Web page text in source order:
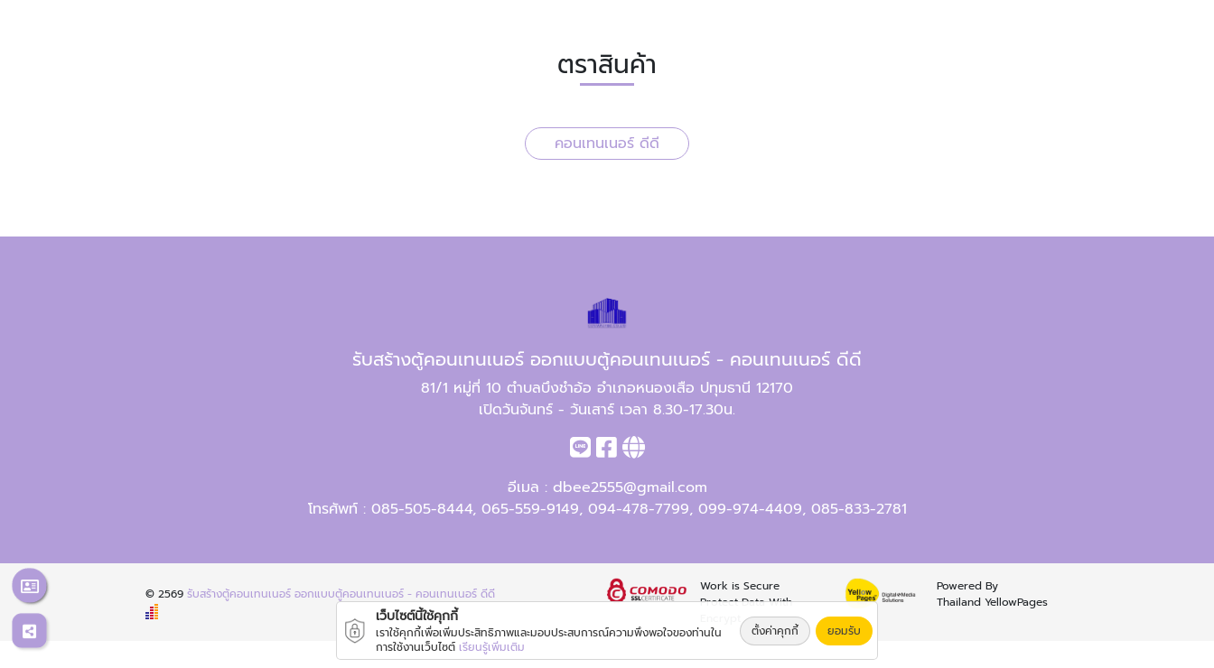
ตราสินค้า
คอนเทนเนอร์ ดีดี
รับสร้างตู้คอนเทนเนอร์ ออกแบบตู้คอนเทนเนอร์ - คอนเทนเนอร์ ดีดี
81/1 หมู่ที่ 10 ตำบลบึงชำอ้อ อำเภอหนองเสือ ปทุมธานี 12170
เปิดวันจันทร์ - วันเสาร์ เวลา 8.30-17.30น.
อีเมล : dbee2555@gmail.com
โทรศัพท์ : 085-505-8444, 065-559-9149, 094-478-7799, 099-974-4409, 085-833-2781
© 2569รับสร้างตู้คอนเทนเนอร์ ออกแบบตู้คอนเทนเนอร์ - คอนเทนเนอร์ ดีดี
Work is Secure
Protect Data With
Powered By
Thailand YellowPages
เว็บไซต์นี้ใช้คุกกี้
เราใช้คุกกี้เพื่อเพิ่มประสิทธิภาพและมอบประสบการณ์ความพึงพอใจของท่านใน
การใช้งานเว็บไซต์ เรียนรู้เพิ่มเติม
ตั้งค่าคุกกี้ ยอมรับ